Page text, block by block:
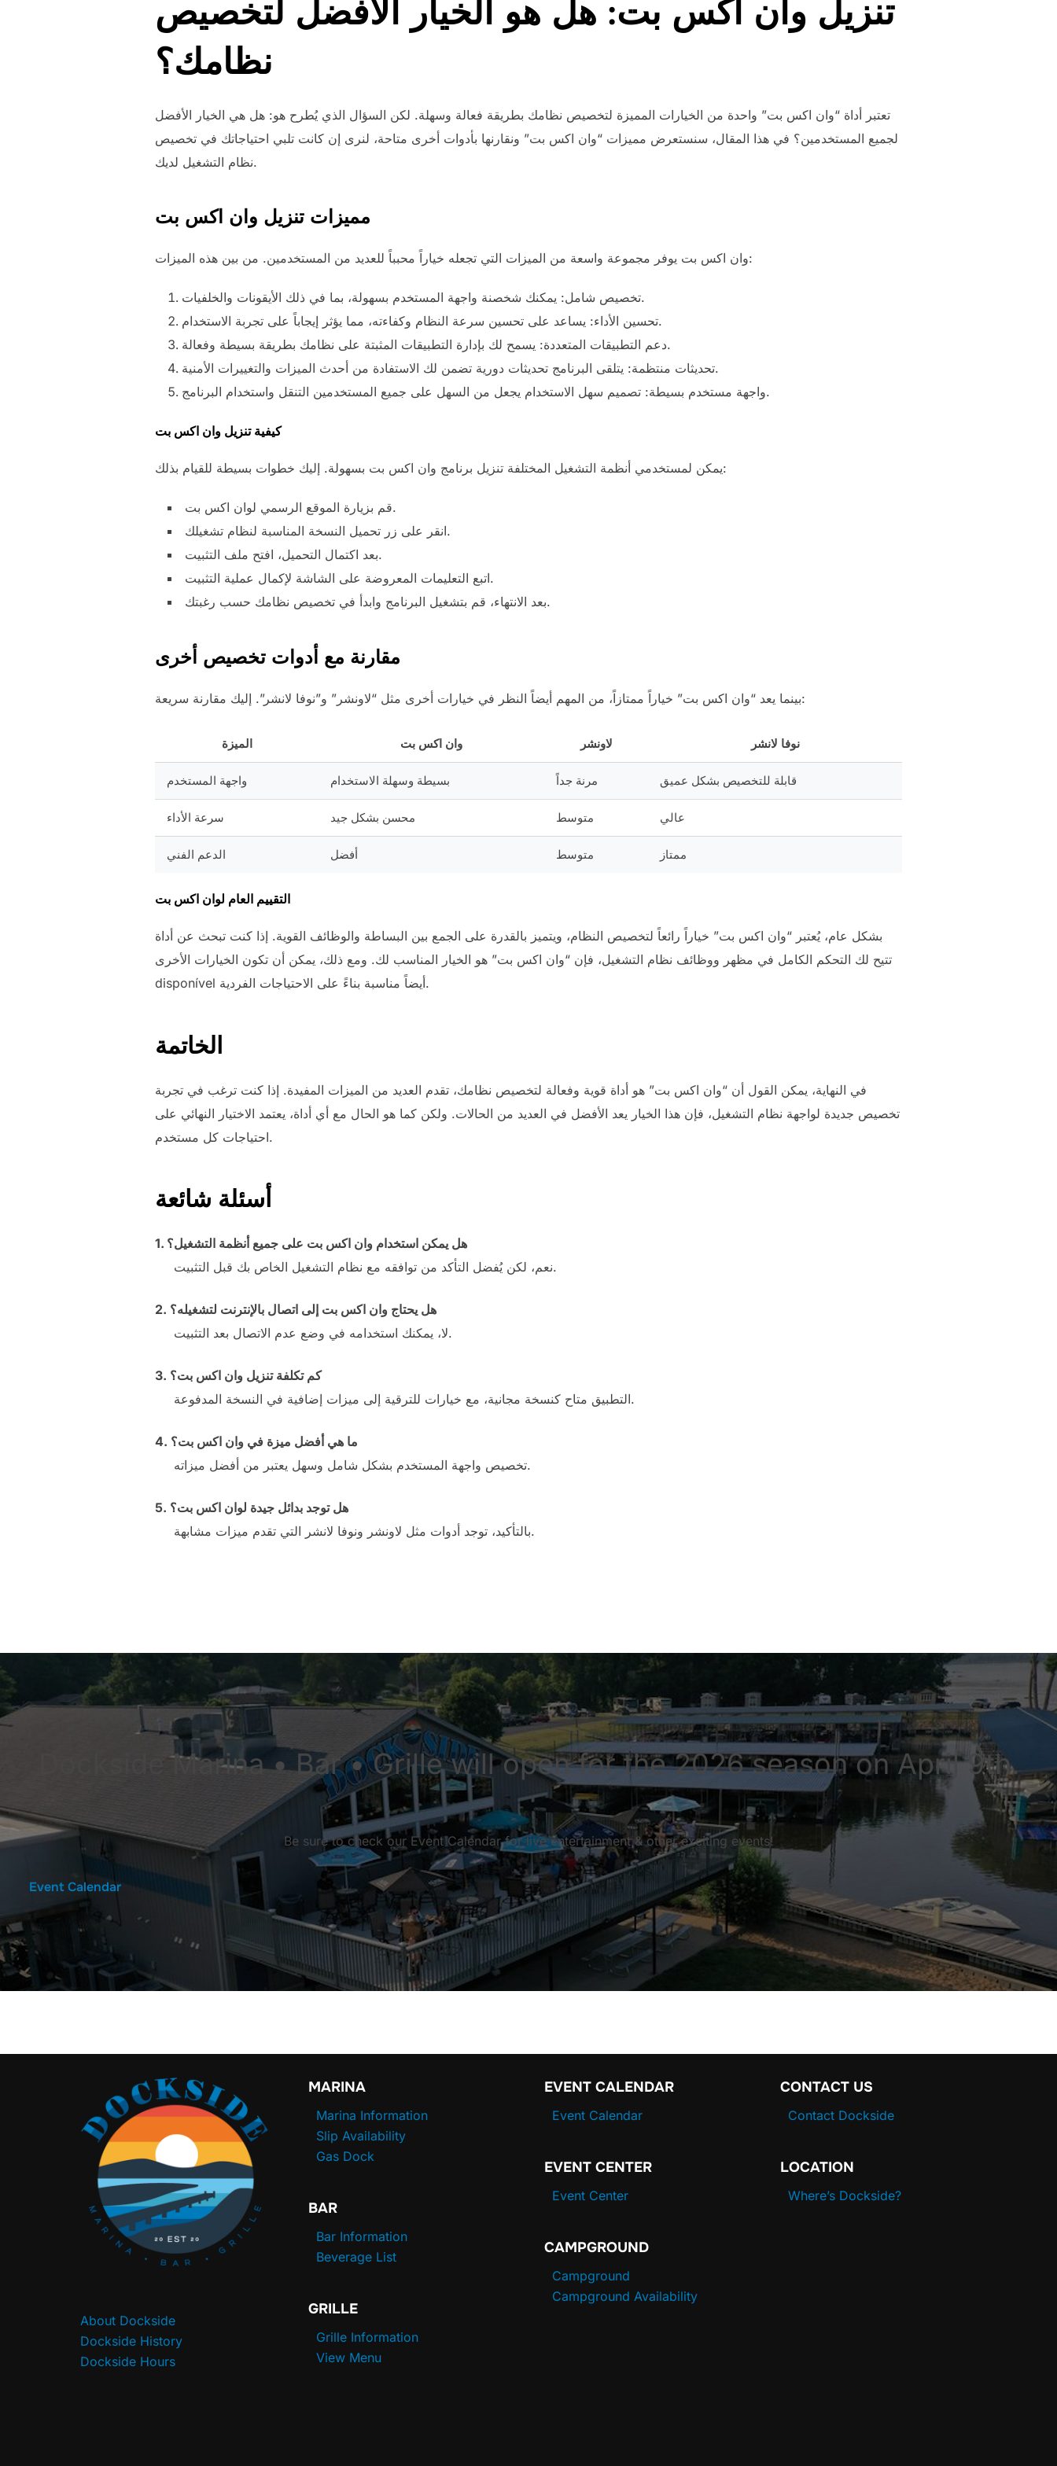
تنزيل وان اكس بت: هل هو الخيار الأفضل لتخصيص
نظامك؟
تعتبر أداة “وان اكس بت” واحدة من الخيارات المميزة لتخصيص نظامك بطريقة فعالة وسهلة. لكن السؤال الذي يُطرح هو: هل هي الخيار الأفضل
لجميع المستخدمين؟ في هذا المقال، سنستعرض مميزات “وان اكس بت” ونقارنها بأدوات أخرى متاحة، لنرى إن كانت تلبي احتياجاتك في تخصيص
نظام التشغيل لديك.
مميزات تنزيل وان اكس بت
وان اكس بت يوفر مجموعة واسعة من الميزات التي تجعله خياراً محبباً للعديد من المستخدمين. من بين هذه الميزات:
تخصيص شامل: يمكنك شخصنة واجهة المستخدم بسهولة، بما في ذلك الأيقونات والخلفيات.
تحسين الأداء: يساعد على تحسين سرعة النظام وكفاءته، مما يؤثر إيجاباً على تجربة الاستخدام.
دعم التطبيقات المتعددة: يسمح لك بإدارة التطبيقات المثبتة على نظامك بطريقة بسيطة وفعالة.
تحديثات منتظمة: يتلقى البرنامج تحديثات دورية تضمن لك الاستفادة من أحدث الميزات والتغييرات الأمنية.
واجهة مستخدم بسيطة: تصميم سهل الاستخدام يجعل من السهل على جميع المستخدمين التنقل واستخدام البرنامج.
كيفية تنزيل وان اكس بت
يمكن لمستخدمي أنظمة التشغيل المختلفة تنزيل برنامج وان اكس بت بسهولة. إليك خطوات بسيطة للقيام بذلك:
قم بزيارة الموقع الرسمي لوان اكس بت.
انقر على زر تحميل النسخة المناسبة لنظام تشغيلك.
بعد اكتمال التحميل، افتح ملف التثبيت.
اتبع التعليمات المعروضة على الشاشة لإكمال عملية التثبيت.
بعد الانتهاء، قم بتشغيل البرنامج وابدأ في تخصيص نظامك حسب رغبتك.
مقارنة مع أدوات تخصيص أخرى
بينما يعد “وان اكس بت” خياراً ممتازاً، من المهم أيضاً النظر في خيارات أخرى مثل “لاونشر” و”نوفا لانشر”. إليك مقارنة سريعة:
الميزة وان اكس بت لاونشر نوفا لانشر
واجهة المستخدم بسيطة وسهلة الاستخدام مرنة جداً قابلة للتخصيص بشكل عميق
سرعة الأداء محسن بشكل جيد متوسط عالي
الدعم الفني أفضل متوسط ممتاز
التقييم العام لوان اكس بت
بشكل عام، يُعتبر “وان اكس بت” خياراً رائعاً لتخصيص النظام، ويتميز بالقدرة على الجمع بين البساطة والوظائف القوية. إذا كنت تبحث عن أداة
تتيح لك التحكم الكامل في مظهر ووظائف نظام التشغيل، فإن “وان اكس بت” هو الخيار المناسب لك. ومع ذلك، يمكن أن تكون الخيارات الأخرى
disponível أيضاً مناسبة بناءً على الاحتياجات الفردية.
الخاتمة
في النهاية، يمكن القول أن “وان اكس بت” هو أداة قوية وفعالة لتخصيص نظامك، تقدم العديد من الميزات المفيدة. إذا كنت ترغب في تجربة
تخصيص جديدة لواجهة نظام التشغيل، فإن هذا الخيار يعد الأفضل في العديد من الحالات. ولكن كما هو الحال مع أي أداة، يعتمد الاختيار النهائي على
احتياجات كل مستخدم.
أسئلة شائعة
1. هل يمكن استخدام وان اكس بت على جميع أنظمة التشغيل؟
نعم، لكن يُفضل التأكد من توافقه مع نظام التشغيل الخاص بك قبل التثبيت.
2. هل يحتاج وان اكس بت إلى اتصال بالإنترنت لتشغيله؟
لا، يمكنك استخدامه في وضع عدم الاتصال بعد التثبيت.
3. كم تكلفة تنزيل وان اكس بت؟
التطبيق متاح كنسخة مجانية، مع خيارات للترقية إلى ميزات إضافية في النسخة المدفوعة.
4. ما هي أفضل ميزة في وان اكس بت؟
تخصيص واجهة المستخدم بشكل شامل وسهل يعتبر من أفضل ميزاته.
5. هل توجد بدائل جيدة لوان اكس بت؟
بالتأكيد، توجد أدوات مثل لاونشر ونوفا لانشر التي تقدم ميزات مشابهة.
Dockside Marina • Bar • Grille will open for the 2026 season on April 9th.
Be sure to check our Event Calendar for live entertainment & other exciting events!
Event Calendar
About Dockside
Dockside History
Dockside Hours
MARINA
Marina Information
Slip Availability
Gas Dock
BAR
Bar Information
Beverage List
GRILLE
Grille Information
View Menu
EVENT CALENDAR
Event Calendar
EVENT CENTER
Event Center
CAMPGROUND
Campground
Campground Availability
CONTACT US
Contact Dockside
LOCATION
Where’s Dockside?